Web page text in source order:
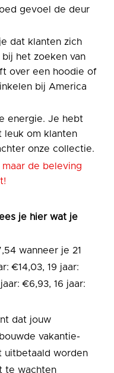
gevoel de deur
dat klanten zich
het zoeken van
over een hoodie of
bij America
energie. Je hebt
leuk om klanten
onze collectie.
de beleving
je hier wat je
wanneer je 21
€14,03, 19 jaar:
€6,93, 16 jaar:
dat jouw
vakantie-
uitbetaald worden
te wachten